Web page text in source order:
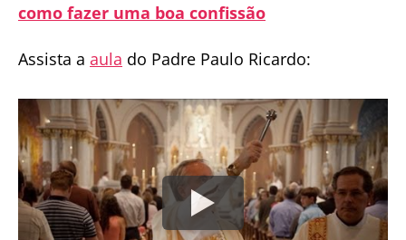
como fazer uma boa confissão
Assista a aula do Padre Paulo Ricardo: